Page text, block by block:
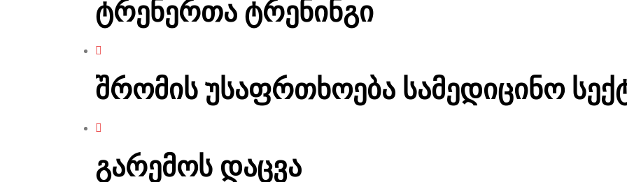
ტრენერთა ტრენინგი
შრომის უსაფრთხოება სამედიცინო
გარემოს დაცვა